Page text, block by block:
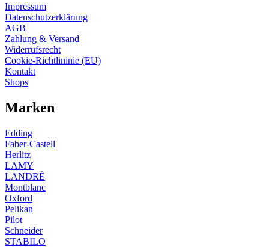
Impressum
Datenschutzerklärung
AGB
Zahlung & Versand
Widerrufsrecht
Cookie-Richtlininie (EU)
Kontakt
Shops
Marken
Edding
Faber-Castell
Herlitz
LAMY
LANDRÉ
Montblanc
Oxford
Pelikan
Pilot
Schneider
STABILO